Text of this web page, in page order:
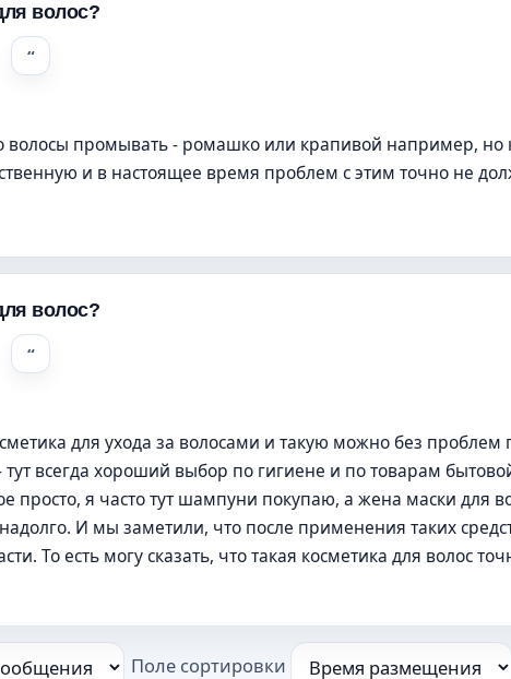
волос?
промывать - ромашко или крапивой например, но
и в настоящее время проблем с этим точно не
волос?
для ухода за волосами и такую можно без проблем
тут всегда хороший выбор по гигиене и по товарам
просто, я часто тут шампуни покупаю, а жена маски для
И мы заметили, что после применения таких
То есть могу сказать, что такая косметика для волос
Поле сортировки